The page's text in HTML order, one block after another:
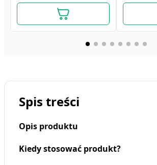
Spis treści
Opis produktu
Kiedy stosować produkt?